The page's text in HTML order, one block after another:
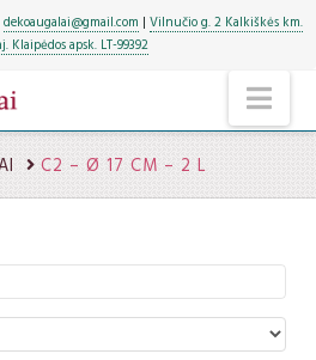
dekoaugalai@gmail.com | Vilnučio g. 2 Kalkiškės km.
Klaipėdos apsk. LT-99392
C2 – Ø 17 CM – 2 L